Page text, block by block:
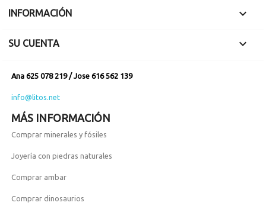
INFORMACIÓN 
SU CUENTA 
Ana 625 078 219 / Jose 616 562 139
info@litos.net
MÁS INFORMACIÓN
Comprar minerales y fósiles
Joyería con piedras naturales
Comprar ambar
Comprar dinosaurios